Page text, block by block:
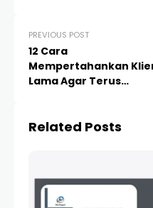
PREVIOUS POST
12 Cara
Mempertahankan
Lama Agar Terus
Micro-Agency
Related Posts